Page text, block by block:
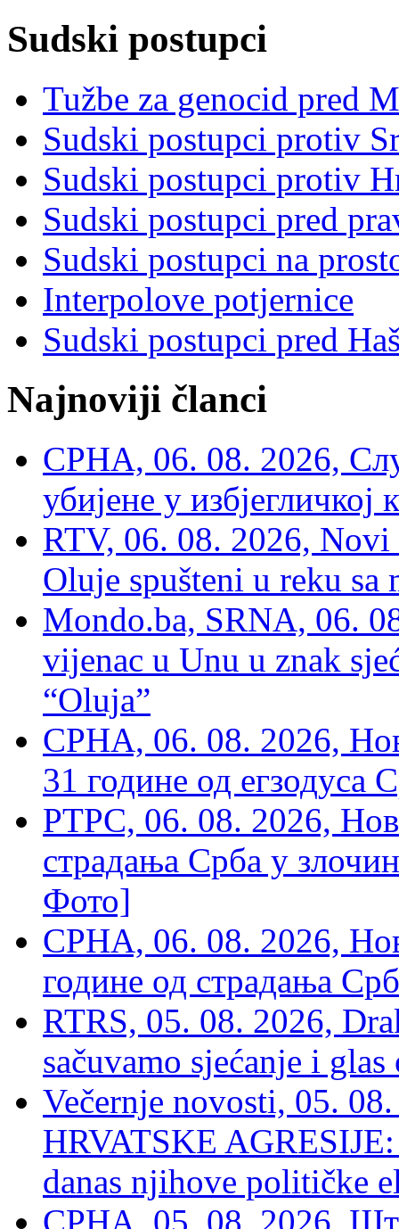
Sudski postupci
Tužbe za genocid pred
Sudski postupci protiv
Sudski postupci protiv
Sudski postupci pred
Sudski postupci na
Interpolove potjernice
Sudski postupci pred
Najnoviji članci
СРНА, 06. 08. 2026,
убијене у избјегличкој
RTV, 06. 08. 2026, Novi
Oluje spušteni u reku sa
Mondo.ba, SRNA, 06.
vijenac u Unu u znak
“Oluja”
СРНА, 06. 08. 2026,
31 године од егзодуса
РТРС, 06. 08. 2026,
страдања Срба у
Фото]
СРНА, 06. 08. 2026,
године од страдања
RTRS, 05. 08. 2026,
sačuvamo sjećanje i
Večernje novosti, 05.
HRVATSKE
danas njihove političke
СРНА, 05. 08. 2026,